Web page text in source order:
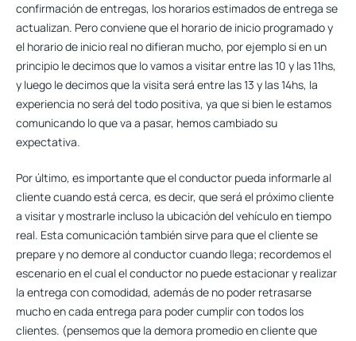
confirmación de entregas, los horarios estimados de entrega se
actualizan. Pero conviene que el horario de inicio programado y
el horario de inicio real no difieran mucho, por ejemplo si en un
principio le decimos que lo vamos a visitar entre las 10 y las 11hs,
y luego le decimos que la visita será entre las 13 y las 14hs, la
experiencia no será del todo positiva, ya que si bien le estamos
comunicando lo que va a pasar, hemos cambiado su
expectativa.
Por último, es importante que el conductor pueda informarle al
cliente cuando está cerca, es decir, que será el próximo cliente
a visitar y mostrarle incluso la ubicación del vehículo en tiempo
real. Esta comunicación también sirve para que el cliente se
prepare y no demore al conductor cuando llega; recordemos el
escenario en el cual el conductor no puede estacionar y realizar
la entrega con comodidad, además de no poder retrasarse
mucho en cada entrega para poder cumplir con todos los
clientes. (pensemos que la demora promedio en cliente que